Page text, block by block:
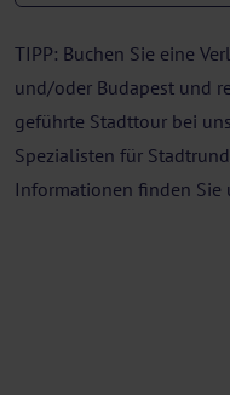
TIPP: Buchen Sie eine
und/oder Budapest und
geführte Stadttour bei
Spezialisten für
Informationen finden Sie